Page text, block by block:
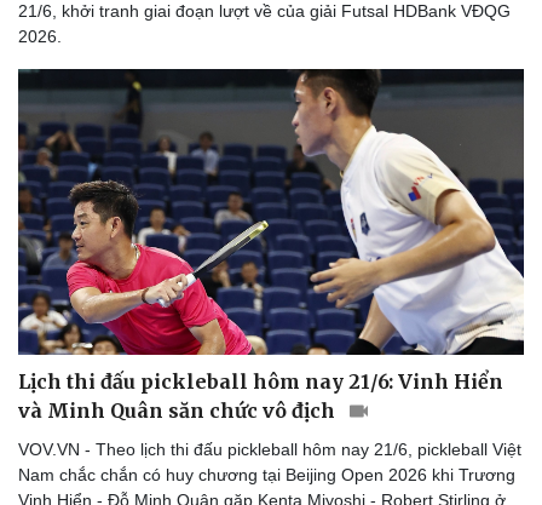
21/6, khởi tranh giai đoạn lượt về của giải Futsal HDBank VĐQG
2026.
Lịch thi đấu pickleball hôm nay 21/6: Vinh Hiển
và Minh Quân săn chức vô địch
VOV.VN - Theo lịch thi đấu pickleball hôm nay 21/6, pickleball Việt
Nam chắc chắn có huy chương tại Beijing Open 2026 khi Trương
Vinh Hiển - Đỗ Minh Quân gặp Kenta Miyoshi - Robert Stirling ở